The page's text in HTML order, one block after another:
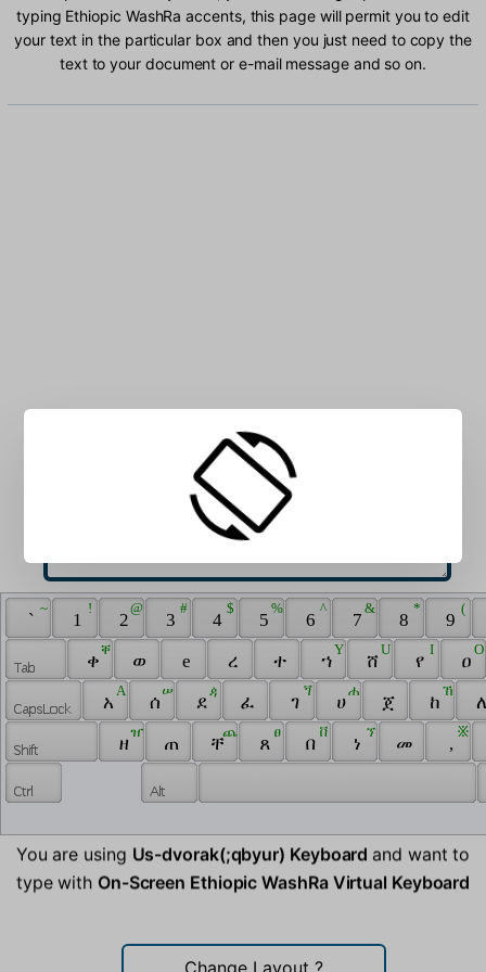
typing Ethiopic WashRa accents, this page will permit you to edit
your text in the particular box and then you just need to copy the
text to your document or e-mail message and so on.
Type Ethiopic WashRa characters into the box:
`
~
1
!
2
@
3
#
4
$
5
%
6
^
7
&
8
*
9
(
ቀ
ቐ
ወ e ረ ተ ኀ
Y
ሸ
U
የ
I
ዐ
O
አ
A
ሰ
ሠ
ደ
ዻ
ፈ ገ
ጘ
ሀ
ሐ
ጀ ከ
ኸ
ዘ
ዠ
ጠ ቸ
ጨ
ጸ
ፀ
በ
ቨ
ነ
ኘ
መ ,
፠
You are using Us-dvorak(;qbyur) Keyboard and want to
type with On-Screen Ethiopic WashRa Virtual Keyboard
Change Layout ?